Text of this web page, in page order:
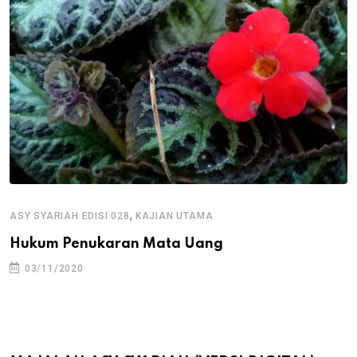
ASY SYARIAH EDISI 028, KAJIAN UTAMA
Hukum Penukaran Mata Uang
03/11/2020